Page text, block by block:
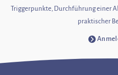
Triggerpunkte, Durchführung einer
praktischer
⧁